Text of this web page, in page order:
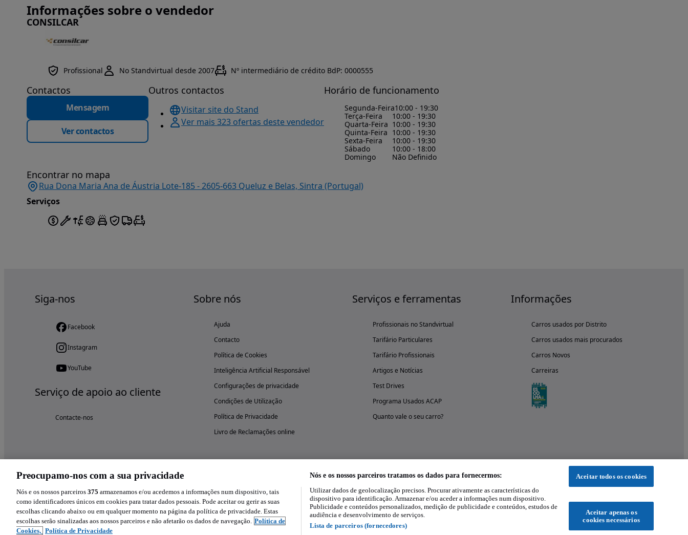
Informações sobre o vendedor
CONSILCAR
Profissional No Standvirtual desde 2007 Nº intermediário de crédito BdP: 0000555
Contactos
Mensagem
Ver contactos
Outros contactos
Visitar site do Stand
Ver mais 323 ofertas deste vendedor
Horário de funcionamento
Segunda-Feira10:00 - 19:30
Terça-Feira
10:00 - 19:30
Quarta-Feira 10:00 - 19:30
Quinta-Feira 10:00 - 19:30
Sexta-Feira
10:00 - 19:30
Sábado
10:00 - 18:00
Domingo
Não Definido
Encontrar no mapa
Rua Dona Maria Ana de Áustria Lote-185 - 2605-663 Queluz e Belas, Sintra (Portugal)
Serviços
Siga-nos
Facebook
Instagram
YouTube
Serviço de apoio ao cliente
Contacte-nos
Sobre nós
Ajuda
Contacto
Política de Cookies
Inteligência Artificial Responsável
Configurações de privacidade
Condições de Utilização
Política de Privacidade
Livro de Reclamações online
Serviços e ferramentas
Profissionais no Standvirtual
Tarifário Particulares
Tarifário Profissionais
Artigos e Notícias
Test Drives
Programa Usados ACAP
Quanto vale o seu carro?
Informações
Carros usados por Distrito
Carros usados mais procurados
Carros Novos
Carreiras
Experimenta a aplicação
Preocupamo-nos com a sua privacidade
Nós e os nossos parceiros 375 armazenamos e/ou acedemos a informações num dispositivo, tais
como identificadores únicos em cookies para tratar dados pessoais. Pode aceitar ou gerir as suas
escolhas clicando abaixo ou em qualquer momento na página da política de privacidade. Estas
escolhas serão sinalizadas aos nossos parceiros e não afetarão os dados de navegação. Política de
Cookies, Política de Privacidade
Nós e os nossos parceiros tratamos os dados para fornecermos:
Utilizar dados de geolocalização precisos. Procurar ativamente as características do
dispositivo para identificação. Armazenar e/ou aceder a informações num dispositivo.
Publicidade e conteúdos personalizados, medição de publicidade e conteúdos, estudos de
audiência e desenvolvimento de serviços.
Lista de parceiros (fornecedores)
Aceitar todos os cookies
Aceitar apenas os
cookies necessários